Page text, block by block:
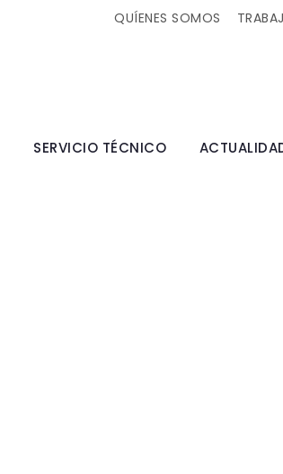
QUÍENES SOMOS
SERVICIO TÉCNICO